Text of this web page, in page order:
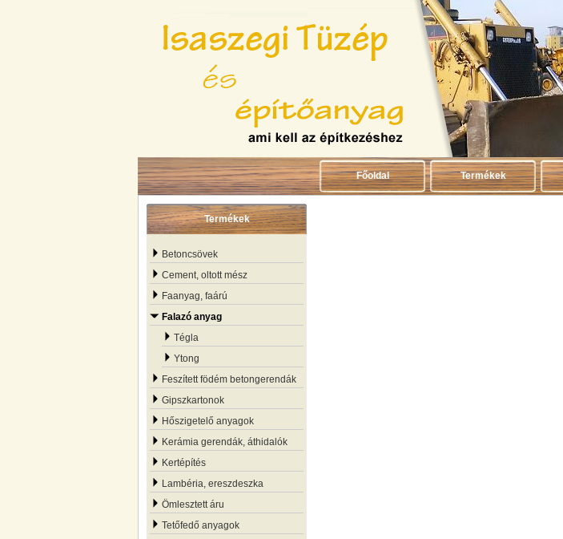
Főoldal Termékek
Termékek
Betoncsövek
Cement, oltott mész
Faanyag, faárú
Falazó anyag
Tégla
Ytong
Feszített födém betongerendák
Gipszkartonok
Hőszigetelő anyagok
Kerámia gerendák, áthidalók
Kertépítés
Lambéria, ereszdeszka
Ömlesztett áru
Tetőfedő anyagok